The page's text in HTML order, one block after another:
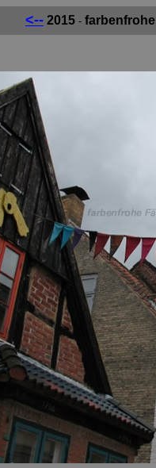
<-- 2015 -